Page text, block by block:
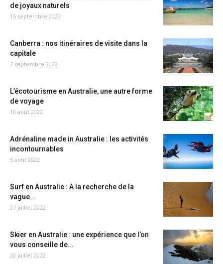
de joyaux naturels
15 septembre 2022
Canberra : nos itinéraires de visite dans la
capitale
7 septembre 2022
L’écotourisme en Australie, une autre forme
de voyage
10 août 2022
Adrénaline made in Australie : les activités
incontournables
3 août 2022
Surf en Australie : A la recherche de la
vague...
27 juillet 2022
Skier en Australie : une expérience que l’on
vous conseille de...
20 juillet 2022